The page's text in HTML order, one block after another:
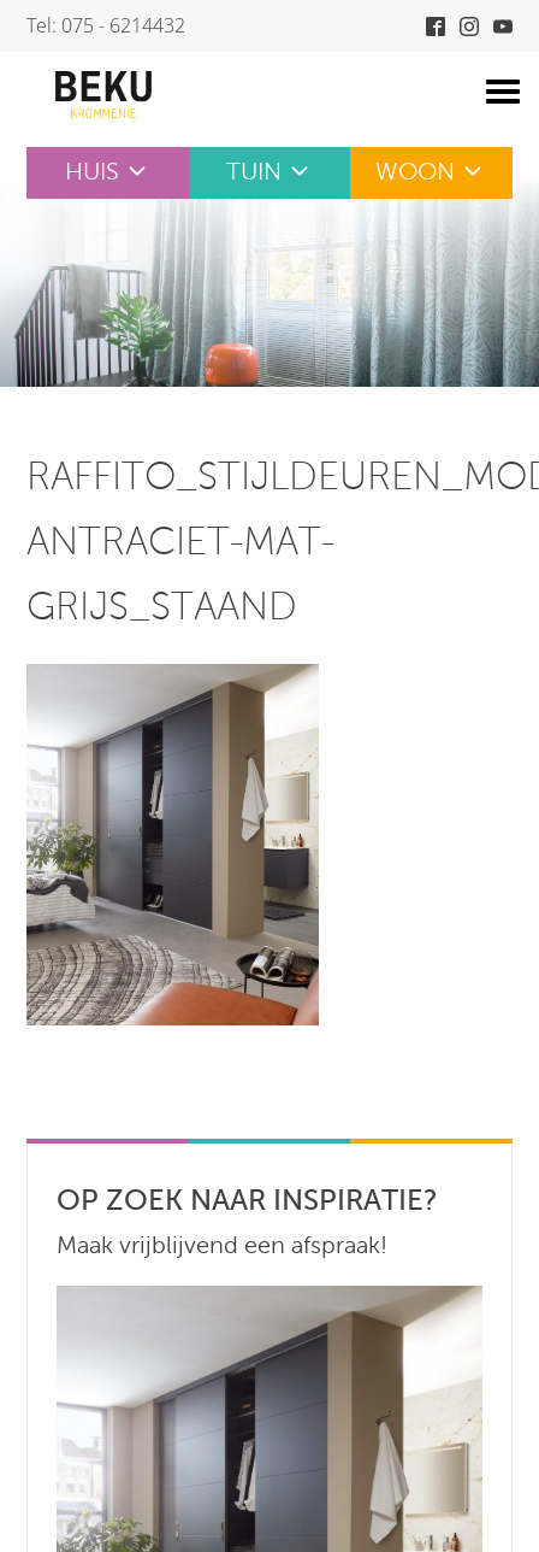
Skip
content
Tel: 075 - 6214432
HUIS TUIN WOON
ANTRACIET-MAT-
GRIJS_STAAND
OP ZOEK NAAR INSPIRATIE?
Maak vrijblijvend een afspraak!